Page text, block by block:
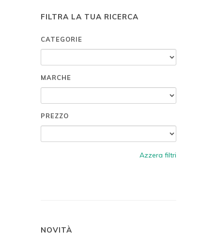
FILTRA LA TUA RICERCA
CATEGORIE
MARCHE
PREZZO
Azzera filtri
NOVITÀ